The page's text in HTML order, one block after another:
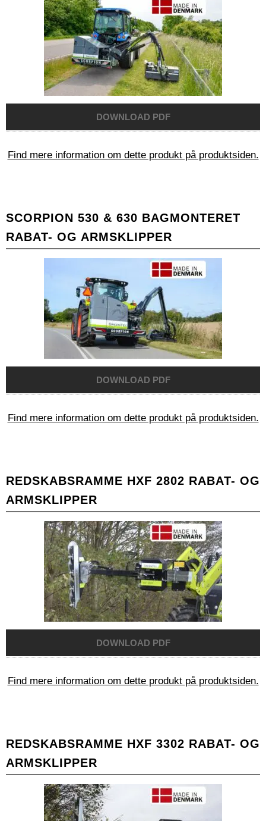
Find mere information om dette produkt på produktsiden.
SCORPION 530 & 630 BAGMONTERET
RABAT- OG ARMSKLIPPER
Find mere information om dette produkt på produktsiden.
REDSKABSRAMME HXF 2802 RABAT- OG
ARMSKLIPPER
Find mere information om dette produkt på produktsiden.
REDSKABSRAMME HXF 3302 RABAT- OG
ARMSKLIPPER